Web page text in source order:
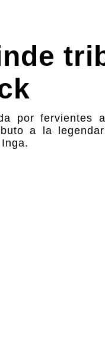
por fervientes
a la